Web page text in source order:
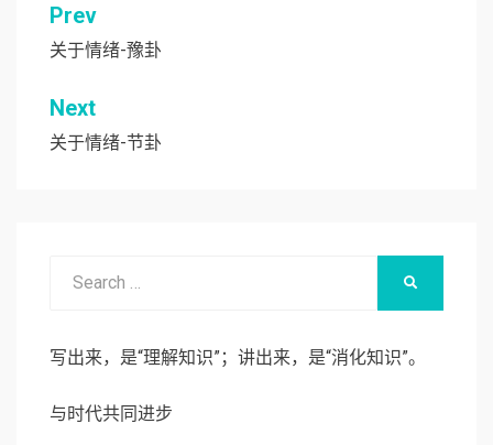
文
章
导
航
Prev
关于情绪-豫卦
Next
关于情绪-节卦
写出来，是“理解知识”；讲出来，是“消化知识”。
与时代共同进步